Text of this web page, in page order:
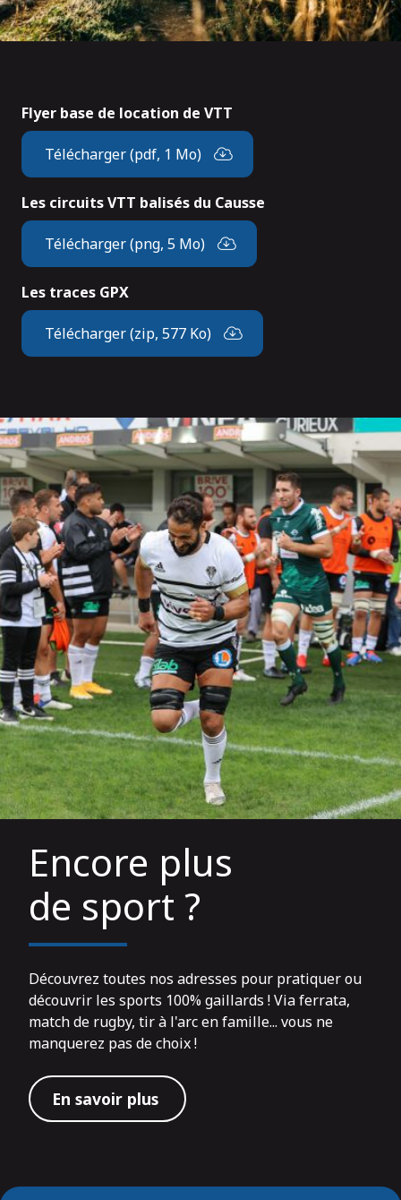
Flyer base de location de VTT
Télécharger (pdf, 1 Mo)
Les circuits VTT balisés du Causse
Télécharger (png, 5 Mo)
Les traces GPX
Télécharger (zip, 577 Ko)
Encore plus
de sport ?
Découvrez toutes nos adresses pour pratiquer ou
découvrir les sports 100% gaillards ! Via ferrata,
match de rugby, tir à l'arc en famille... vous ne
manquerez pas de choix !
En savoir plus